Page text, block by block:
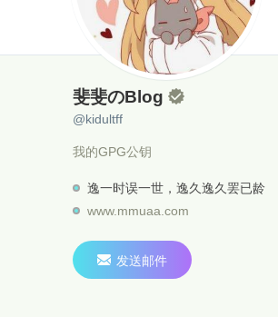
斐斐のBlog
@kidultff
斐斐のBlog 
@kidultff
我的GPG公钥
逸一时误一世，逸久逸久罢已龄
www.mmuaa.com
 发送邮件